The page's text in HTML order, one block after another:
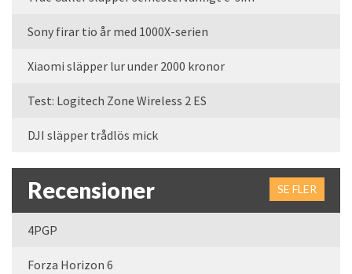
Sony firar tio år med 1000X-serien
Xiaomi släpper lur under 2000 kronor
Test: Logitech Zone Wireless 2 ES
DJI släpper trådlös mick
Recensioner SE FLER
4PGP
Forza Horizon 6